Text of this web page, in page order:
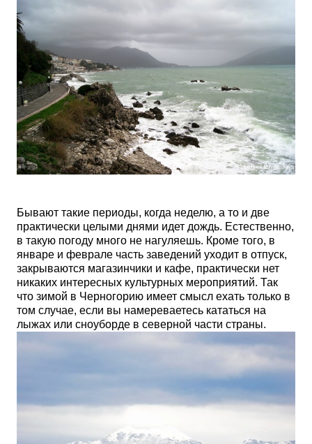
Бывают такие периоды, когда неделю, а то и две
практически целыми днями идет дождь. Естественно,
в такую погоду много не нагуляешь. Кроме того, в
январе и феврале часть заведений уходит в отпуск,
закрываются магазинчики и кафе, практически нет
никаких интересных культурных мероприятий. Так
что зимой в Черногорию имеет смысл ехать только в
том случае, если вы намереваетесь кататься на
лыжах или сноуборде в северной части страны.